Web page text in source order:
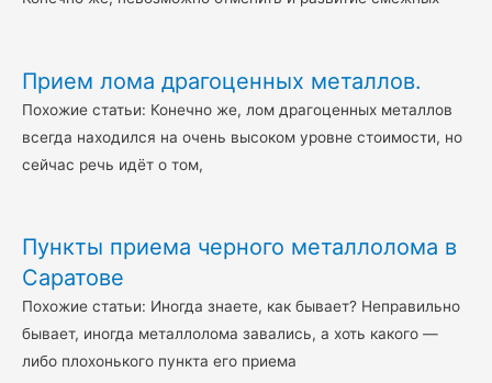
Прием лома драгоценных металлов.
Похожие статьи: Конечно же, лом драгоценных металлов
всегда находился на очень высоком уровне стоимости, но
сейчас речь идёт о том,
Пункты приема черного металлолома в
Саратове
Похожие статьи: Иногда знаете, как бывает? Неправильно
бывает, иногда металлолома завались, а хоть какого —
либо плохонького пункта его приема